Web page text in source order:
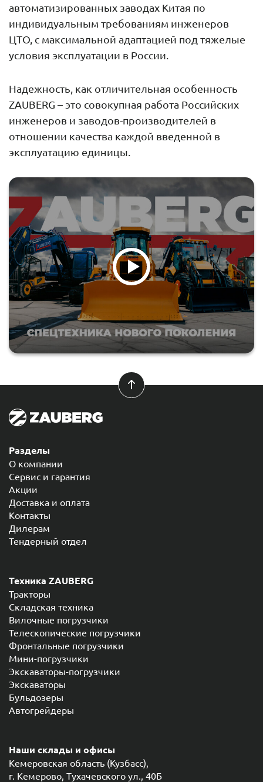
автоматизированных заводах Китая по
индивидуальным требованиям инженеров
ЦТО, с максимальной адаптацией под тяжелые
условия эксплуатации в России.
Надежность, как отличительная особенность
ZAUBERG – это совокупная работа Российских
инженеров и заводов-производителей в
отношении качества каждой введенной в
эксплуатацию единицы.
Разделы
О компании
Сервис и гарантия
Акции
Доставка и оплата
Контакты
Дилерам
Тендерный отдел
Техника ZAUBERG
Тракторы
Складская техника
Вилочные погрузчики
Телескопические погрузчики
Фронтальные погрузчики
Мини-погрузчики
Экскаваторы-погрузчики
Экскаваторы
Бульдозеры
Автогрейдеры
Наши склады и офисы
Кемеровская область (Кузбасс),
г. Кемерово, Тухачевского ул., 40Б